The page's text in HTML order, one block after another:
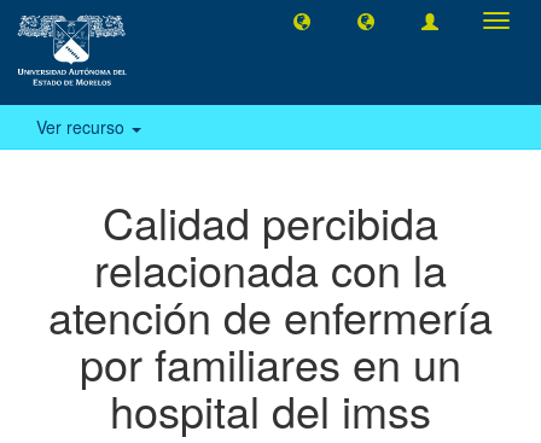
Ver recurso
Calidad percibida
relacionada con la
atención de enfermería
por familiares en un
hospital del imss